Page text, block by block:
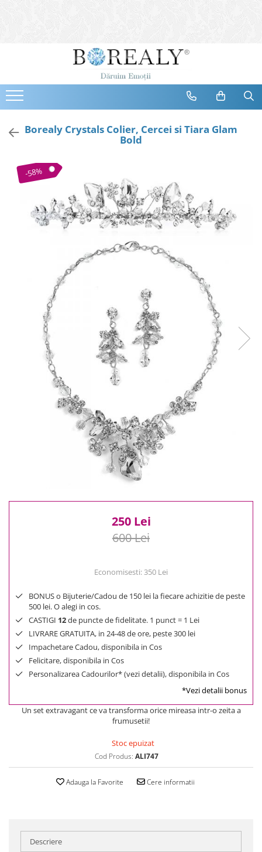
Bijuterii
Cercei
Bratari
Coliere
Tiare
Bijuterii Femei
Bijuterii Copii
Cele mai noi
Cele mai vandute
Cele mai votate
Cu video
0 Lei - 100 Lei
100 Lei - 200 Lei
200 Lei - 300 Lei
300 Lei - 500 Lei
500 Lei - 1000 Lei
Borealy Crystals Colier, Cercei si Tiara Glam
Bold
-58%
250 Lei
600 Lei
Economisesti:350 Lei
BONUS o Bijuterie/Cadou de 150 lei la fiecare achizitie de peste
500 lei. O alegi in cos.
CASTIGI 12de puncte de fidelitate. 1 punct = 1 Lei
LIVRARE GRATUITA, in 24-48 de ore, peste 300 lei
Impachetare Cadou, disponibila in Cos
Felicitare, disponibila in Cos
Personalizarea Cadourilor* (vezi detalii), disponibila in Cos
*Vezi detalii bonus
Un set extravagant ce va transforma orice mireasa intr-o zeita a
frumusetii!
Stoc epuizat
Cod Produs: ALI747
Adauga la Favorite Cere informatii
Descriere